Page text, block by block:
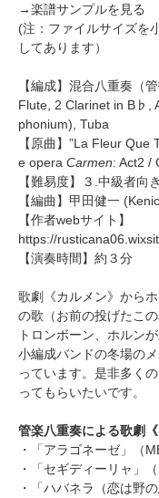
→楽譜サンプルを見る
(注：ファイルサイズを
してあります）
【編成】 混合八重奏（管
Flute, 2 Clarinet in B♭,
phonium), Tuba
【原曲】”La Fleur
e opera Carmen: Act2 /
【難易度】３.中級者向き
【編曲】 甲田健一
【作者webサイト】
https://
【演奏時間】約３分
歌劇《カルメン》から
の歌（お前の投げたこ
トロンボーン、ホルン
小編成バンドの冬場の
っています。是非多く
ってもらいたいです。
管楽八重奏による歌劇
・
「アラゴネーゼ」（
・
「セギディーリャ」
・
「ハバネラ（恋は野